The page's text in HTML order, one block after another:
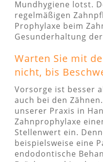
Mundhygiene lotst.
regelmäßigen
Prophylaxe beim
Gesunderhaltung
Warten Sie mit
nicht, bis
Vorsorge ist besser
auch bei den
unserer Praxis in
Zahnprophylaxe
Stellenwert ein.
beispielsweise eine
endodontische